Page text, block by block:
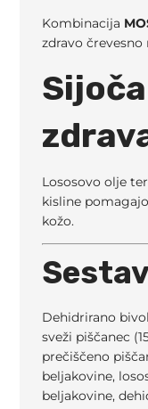
Kombinacija
zdravo
Lososovo olje
kisline
kožo.
Dehidrirano
sveži piščanec
prečiščeno
beljakovine,
beljakovine,